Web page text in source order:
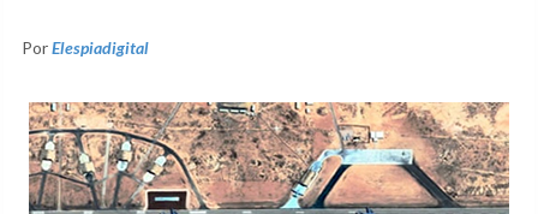
PorElespiadigital